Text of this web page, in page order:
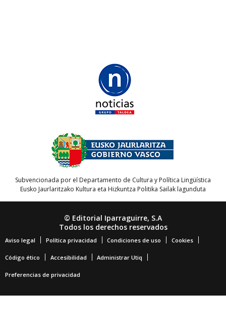
Subvencionada por el Departamento de Cultura y Política Lingüística
Eusko Jaurlaritzako Kultura eta Hizkuntza Politika Sailak lagunduta
© Editorial Iparraguirre, S.A
Todos los derechos reservados
Aviso legal Política privacidad Condiciones de uso Cookies
Código ético Accesibilidad Administrar Utiq
Preferencias de privacidad